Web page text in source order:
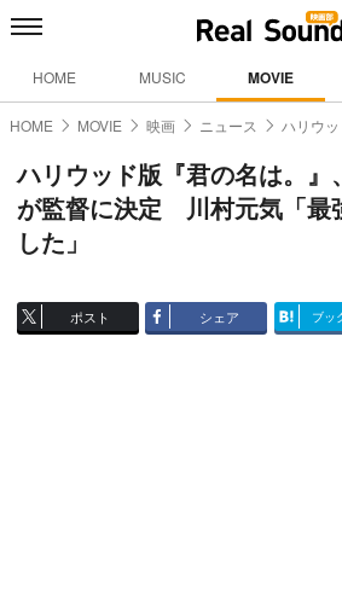
HOME MUSIC MOVIE
HOME MOVIE 映画 ニュース ハリウ
ハリウッド版『君の名は。』
が監督に決定 川村元気「最
した」
ポスト シェア ブッ